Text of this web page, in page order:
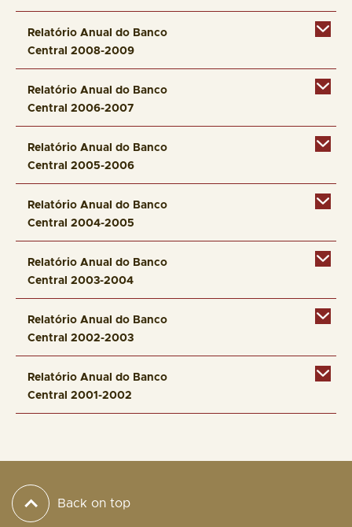
Relatório Anual do Banco
Central 2008-2009
Relatório Anual do Banco
Central 2006-2007
Relatório Anual do Banco
Central 2005-2006
Relatório Anual do Banco
Central 2004-2005
Relatório Anual do Banco
Central 2003-2004
Relatório Anual do Banco
Central 2002-2003
Relatório Anual do Banco
Central 2001-2002
Back on top